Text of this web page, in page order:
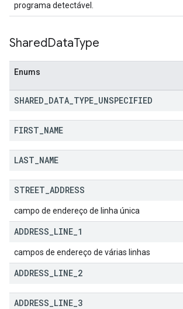
programa detectável.
SharedDataType
Enums
SHARED DATA TYPE UNSPECIFIED
FIRST NAME
LAST NAME
STREET ADDRESS
campo de endereço de linha única
ADDRESS LINE 1
campos de endereço de várias linhas
ADDRESS LINE 2
ADDRESS LINE 3